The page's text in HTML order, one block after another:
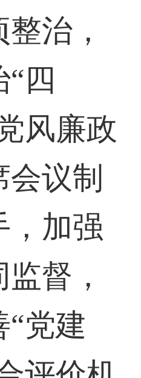
治，
四
风廉政
会议制
，加强
督，
党建